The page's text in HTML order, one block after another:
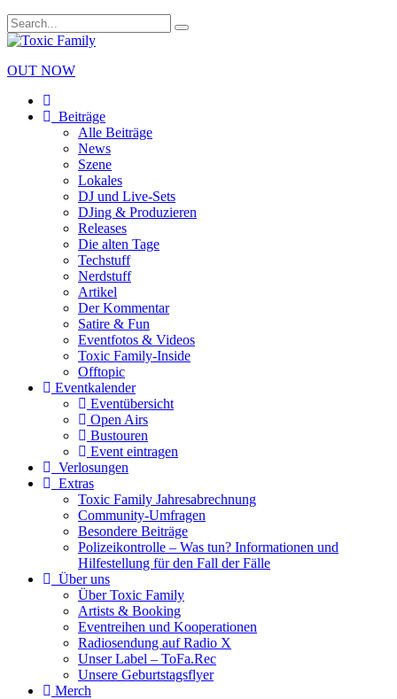
OUT NOW
Beiträge
Alle Beiträge
News
Szene
Lokales
DJ und Live-Sets
DJing & Produzieren
Releases
Die alten Tage
Techstuff
Nerdstuff
Artikel
Der Kommentar
Satire & Fun
Eventfotos & Videos
Toxic Family-Inside
Offtopic
Eventkalender
Eventübersicht
Open Airs
Bustouren
Event eintragen
Verlosungen
Extras
Toxic Family Jahresabrechnung
Community-Umfragen
Besondere Beiträge
Polizeikontrolle – Was tun? Informationen und
Hilfestellung für den Fall der Fälle
Über uns
Über Toxic Family
Artists & Booking
Eventreihen und Kooperationen
Radiosendung auf Radio X
Unser Label – ToFa.Rec
Unsere Geburtstagsflyer
Merch